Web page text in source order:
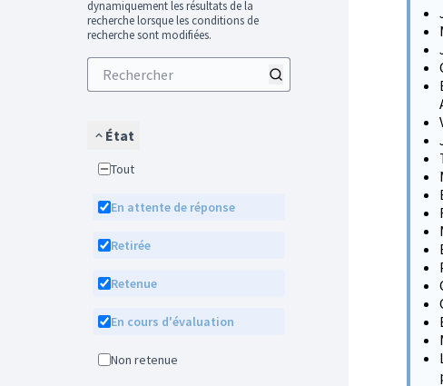
dynamiquement les résultats de la
recherche lorsque les conditions de
recherche sont modifiées.
État
Tout
En attente de réponse
Retirée
Retenue
En cours d'évaluation
Non retenue